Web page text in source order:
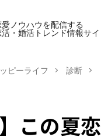
愛ノウハウを配信する
活・婚活トレンド情報サイ
ピーライフ 診断
この夏